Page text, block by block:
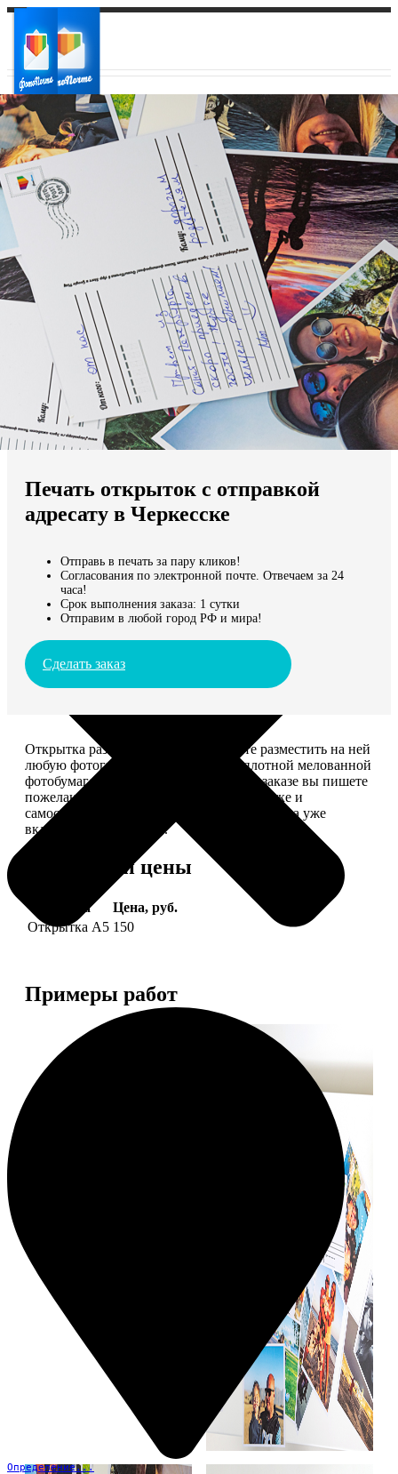
Ваш город:
Ваш регион доставки
Выберите из списка:
Мы доставляем по всему миру
Продолжить без города
Определение...
Печать открыток с отправкой
адресату в Черкесске
Отправь в печать за пару кликов!
Согласования по электронной почте. Отвечаем за 24
часа!
Срок выполнения заказа: 1 сутки
Отправим в любой город РФ и мира!
Сделать заказ
Открытка размером 10*15, вы можете разместить на ней
любую фотографию. Печатается на плотной мелованной
фотобумаге плотностью 300 г/м2. При заказе вы пишете
пожелание, мы его напечатаем на открытке и
самостоятельно отправим адресату (доставка уже
включена в стоимость).
Форматы и цены
Услуга
Цена, руб.
Открытка А5 150
Примеры работ